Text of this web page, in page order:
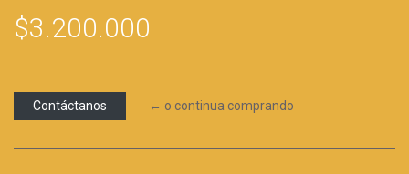
$3.200.000
Contáctanos ← o continua comprando